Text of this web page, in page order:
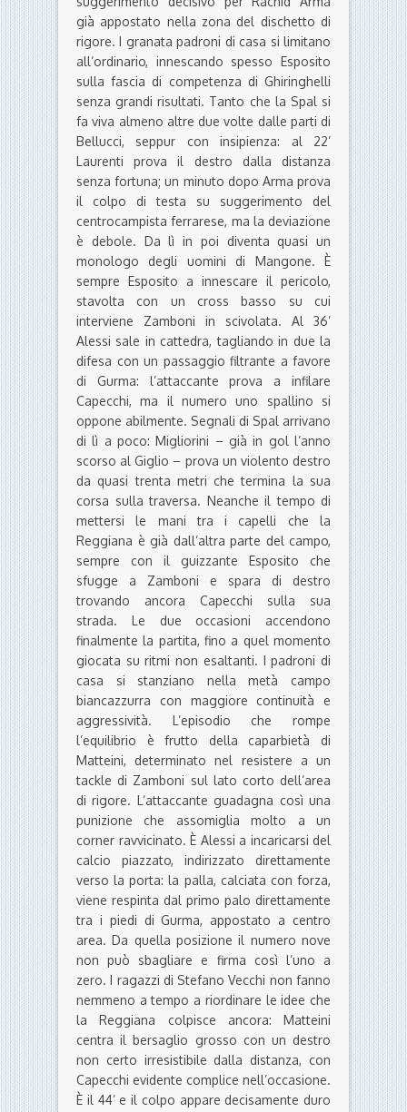
già appostato nella zona del dischetto di
rigore. I granata padroni di casa si limitano
all’ordinario, innescando spesso Esposito
sulla fascia di competenza di Ghiringhelli
senza grandi risultati. Tanto che la Spal si
fa viva almeno altre due volte dalle parti di
Bellucci, seppur con insipienza: al 22’
Laurenti prova il destro dalla distanza
senza fortuna; un minuto dopo Arma prova
il colpo di testa su suggerimento del
centrocampista ferrarese, ma la deviazione
è debole. Da lì in poi diventa quasi un
monologo degli uomini di Mangone. È
sempre Esposito a innescare il pericolo,
stavolta con un cross basso su cui
interviene Zamboni in scivolata. Al 36’
Alessi sale in cattedra, tagliando in due la
difesa con un passaggio filtrante a favore
di Gurma: l’attaccante prova a infilare
Capecchi, ma il numero uno spallino si
oppone abilmente. Segnali di Spal arrivano
di lì a poco: Migliorini – già in gol l’anno
scorso al Giglio – prova un violento destro
da quasi trenta metri che termina la sua
corsa sulla traversa. Neanche il tempo di
mettersi le mani tra i capelli che la
Reggiana è già dall’altra parte del campo,
sempre con il guizzante Esposito che
sfugge a Zamboni e spara di destro
trovando ancora Capecchi sulla sua
strada. Le due occasioni accendono
finalmente la partita, fino a quel momento
giocata su ritmi non esaltanti. I padroni di
casa si stanziano nella metà campo
biancazzurra con maggiore continuità e
aggressività. L’episodio che rompe
l’equilibrio è frutto della caparbietà di
Matteini, determinato nel resistere a un
tackle di Zamboni sul lato corto dell’area
di rigore. L’attaccante guadagna così una
punizione che assomiglia molto a un
corner ravvicinato. È Alessi a incaricarsi del
calcio piazzato, indirizzato direttamente
verso la porta: la palla, calciata con forza,
viene respinta dal primo palo direttamente
tra i piedi di Gurma, appostato a centro
area. Da quella posizione il numero nove
non può sbagliare e firma così l’uno a
zero. I ragazzi di Stefano Vecchi non fanno
nemmeno a tempo a riordinare le idee che
la Reggiana colpisce ancora: Matteini
centra il bersaglio grosso con un destro
non certo irresistibile dalla distanza, con
Capecchi evidente complice nell’occasione.
È il 44’ e il colpo appare decisamente duro